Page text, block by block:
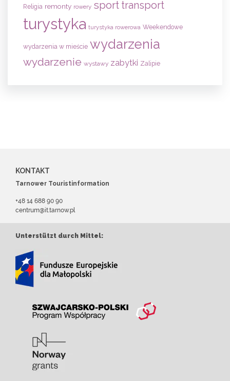
Religia remonty rowery sport transport
turystyka turystyka rowerowa Weekendowe
wydarzenia w mieście wydarzenia
wydarzenie wystawy zabytki Zalipie
KONTAKT
Tarnower Touristinformation
+48 14 688 90 90
centrum@it.tarnow.pl
Unterstützt durch Mittel: